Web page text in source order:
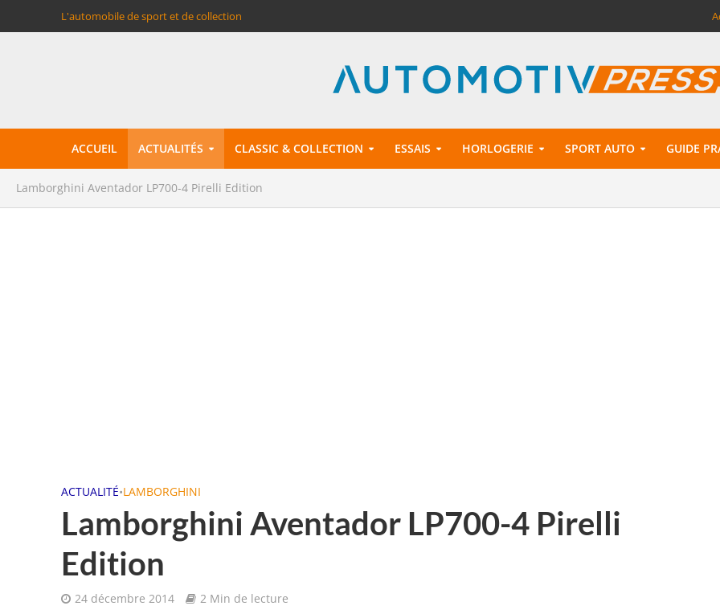
L'automobile de sport et de collection
ACCUEIL ACTUALITÉS CLASSIC & COLLECTION ESSAIS HORLOGERIE SPORT AUTO GUIDE
Lamborghini Aventador LP700-4 Pirelli Edition
ACTUALITÉ•LAMBORGHINI
Lamborghini Aventador LP700-4 Pirelli
Edition
24 décembre 2014 2 Min de lecture